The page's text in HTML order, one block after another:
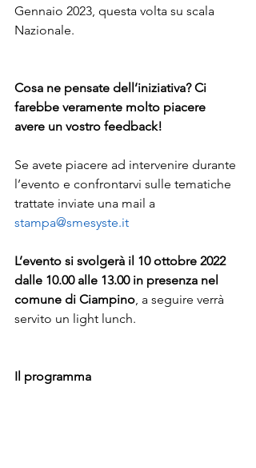
Gennaio 2023, questa volta su scala
Nazionale.
Cosa ne pensate dell’iniziativa? Ci
farebbe veramente molto piacere
avere un vostro feedback!
Se avete piacere ad intervenire durante
l’evento e confrontarvi sulle tematiche
trattate inviate una mail a
stampa@smesyste.it
L’evento si svolgerà il 10 ottobre 2022
dalle 10.00 alle 13.00 in presenza nel
comune di Ciampino, a seguire verrà
servito un light lunch.
Il programma